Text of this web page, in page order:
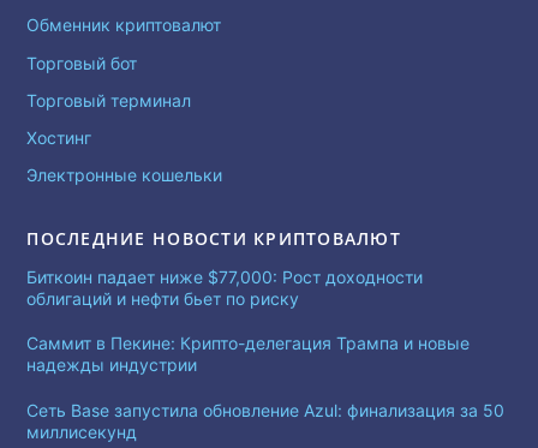
Обменник криптовалют
Торговый бот
Торговый терминал
Хостинг
Электронные кошельки
ПОСЛЕДНИЕ НОВОСТИ КРИПТОВАЛЮТ
Биткоин падает ниже $77,000: Рост доходности
облигаций и нефти бьет по риску
Саммит в Пекине: Крипто-делегация Трампа и новые
надежды индустрии
Сеть Base запустила обновление Azul: финализация за 50
миллисекунд